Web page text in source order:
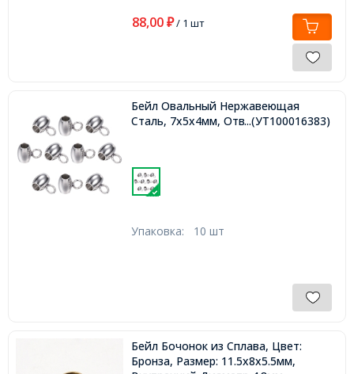
88,00 ₽/ 1 шт
Бейл Овальный Нержавеющая
Сталь, 7x5x4мм, Отверстие 2мм,
...(УТ100016383)
Упаковка: 10 шт
Бейл Бочонок из Сплава, Цвет:
Бронза, Размер: 11.5x8x5.5мм,